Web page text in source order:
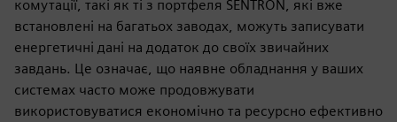
комутації, такі як ті з портфеля SENTRON, які вже
встановлені на багатьох заводах, можуть записувати
енергетичні дані на додаток до своїх звичайних
завдань. Це означає, що наявне обладнання у ваших
системах часто може продовжувати
використовуватися економічно та ресурсно ефективно